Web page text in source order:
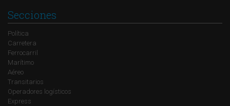
Secciones
Política
Carretera
Ferrocarril
Marítimo
Aéreo
Transitarios
Operadores logísticos
Express